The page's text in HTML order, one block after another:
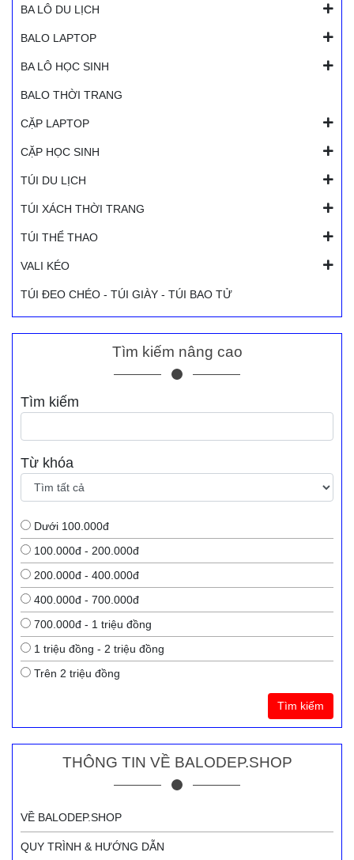
BA LÔ DU LỊCH
BALO LAPTOP
BA LÔ HỌC SINH
BALO THỜI TRANG
CẶP LAPTOP
CẶP HỌC SINH
TÚI DU LỊCH
TÚI XÁCH THỜI TRANG
TÚI THỂ THAO
VALI KÉO
TÚI ĐEO CHÉO - TÚI GIÀY - TÚI BAO TỬ
Tìm kiếm nâng cao
Tìm kiếm
Từ khóa
Dưới 100.000đ
100.000đ - 200.000đ
200.000đ - 400.000đ
400.000đ - 700.000đ
700.000đ - 1 triệu đồng
1 triệu đồng - 2 triệu đồng
Trên 2 triệu đồng
Tìm kiếm
THÔNG TIN VỀ BALODEP.SHOP
VỀ BALODEP.SHOP
QUY TRÌNH & HƯỚNG DẪN